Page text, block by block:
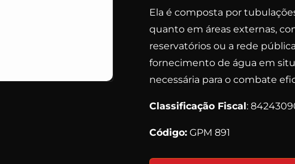
Ela é composta por
quanto em áreas externas,
reservatórios ou a rede
fornecimento de água em
necessária para o combate
Classificação Fiscal:
Código: GPM 891